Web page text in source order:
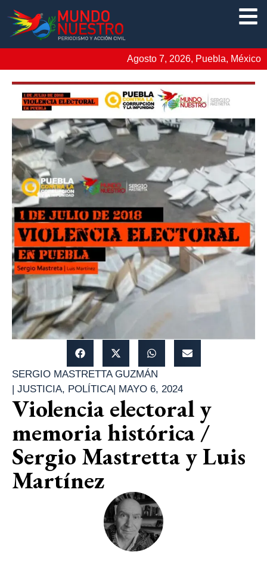
Agosto 7, 2026, Puebla, México
SERGIO MASTRETTA GUZMÁN
| JUSTICIA, POLÍTICA| MAYO 6, 2024
Violencia electoral y
memoria histórica /
Sergio Mastretta y Luis
Martínez